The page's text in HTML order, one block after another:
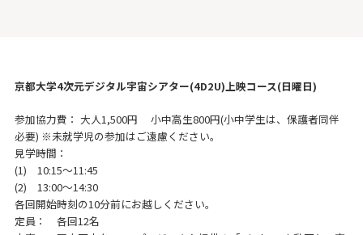
京都大学4次元デジタル宇宙シアター(4D2U)上映コース(日曜日)
参加協力費： 大人1,500円 小中高生800円(小中学生は、保護者同伴
必要) ※未就学児の参加はご遠慮ください。
見学時間：
(1) 10:15～11:45
(2) 13:00～14:30
各回開始時刻の10分前にお越しください。
定員： 各回12名